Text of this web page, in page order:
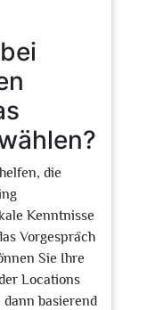
die
Kenntnisse
Vorgespräch
Sie Ihre
Locations
basierend